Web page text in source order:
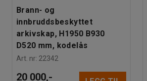
Brann- og
innbruddsbeskyttet
arkivskap, H1950 B930
D520 mm, kodelås
Art. nr: 22342
20 000,-